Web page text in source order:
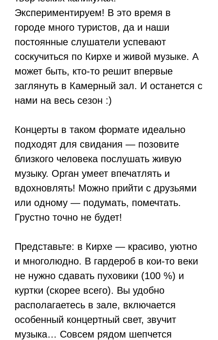
Экспериментируем! В это время в
городе много туристов, да и наши
постоянные слушатели успевают
соскучиться по Кирхе и живой музыке. А
может быть, кто-то решит впервые
заглянуть в Камерный зал. И останется с
нами на весь сезон :)
Концерты в таком формате идеально
подходят для свидания — позовите
близкого человека послушать живую
музыку. Орган умеет впечатлять и
вдохновлять! Можно прийти с друзьями
или одному — подумать, помечтать.
Грустно точно не будет!
Представьте: в Кирхе — красиво, уютно
и многолюдно. В гардероб в кои-то веки
не нужно сдавать пуховики (100 %) и
куртки (скорее всего). Вы удобно
располагаетесь в зале, включается
особенный концертный свет, звучит
музыка… Совсем рядом шепчется